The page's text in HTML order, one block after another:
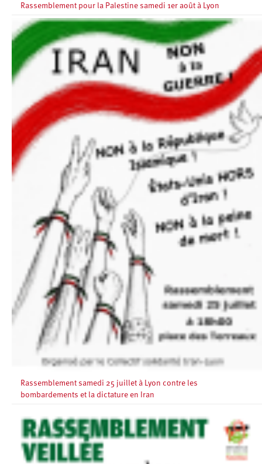
Rassemblement pour la Palestine samedi 1er août à Lyon
Rassemblement samedi 25 juillet à Lyon contre les
bombardements et la dictature en Iran